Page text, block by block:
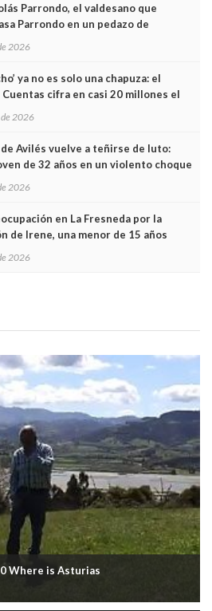
Parrondo, el valdesano que
Parrondo en un pedazo de
2026
ya no es solo una chapuza: el
cifra en casi 20 millones el
los trenes que no cabían por los
2026
Avilés vuelve a teñirse de luto:
de 32 años en un violento choque
2026
en La Fresneda por la
de Irene, una menor de 15 años
2026
Where is Asturias